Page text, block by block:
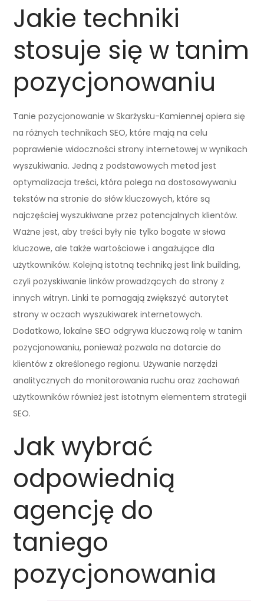
Jakie techniki
stosuje się w tanim
pozycjonowaniu
Tanie pozycjonowanie w Skarżysku-Kamiennej opiera się
na różnych technikach SEO, które mają na celu
poprawienie widoczności strony internetowej w wynikach
wyszukiwania. Jedną z podstawowych metod jest
optymalizacja treści, która polega na dostosowywaniu
tekstów na stronie do słów kluczowych, które są
najczęściej wyszukiwane przez potencjalnych klientów.
Ważne jest, aby treści były nie tylko bogate w słowa
kluczowe, ale także wartościowe i angażujące dla
użytkowników. Kolejną istotną techniką jest link building,
czyli pozyskiwanie linków prowadzących do strony z
innych witryn. Linki te pomagają zwiększyć autorytet
strony w oczach wyszukiwarek internetowych.
Dodatkowo, lokalne SEO odgrywa kluczową rolę w tanim
pozycjonowaniu, ponieważ pozwala na dotarcie do
klientów z określonego regionu. Używanie narzędzi
analitycznych do monitorowania ruchu oraz zachowań
użytkowników również jest istotnym elementem strategii
SEO.
Jak wybrać
odpowiednią
agencję do
taniego
pozycjonowania